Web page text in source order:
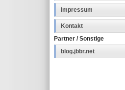
Impressum
Kontakt
Partner / Sonstige
blog.jbbr.net